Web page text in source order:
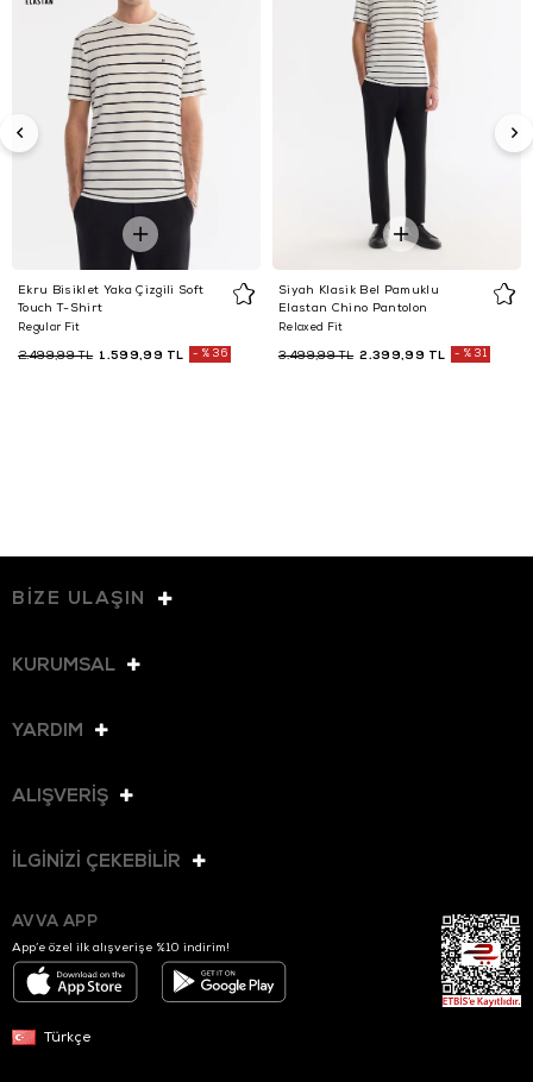
Ekru Bisiklet Yaka Çizgili Soft
Touch T-Shirt
Regular Fit
1.599,99 TL
2.499,99 TL %36
Siyah Klasik Bel Pamuklu
Elastan Chino Pantolon
Relaxed Fit
2.399,99 TL
3.499,99 TL %31
BİZE ULAŞIN
KURUMSAL
YARDIM
ALIŞVERİŞ
İLGİNİZİ ÇEKEBİLİR
AVVA APP
App’e özel ilk alışverişe %10 indirim!
Türkçe